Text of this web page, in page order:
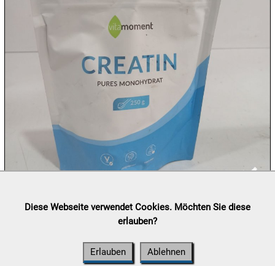
10.08:
Lieferung:Abholung, Versand durchpost.at
(⛟ Versandkostenübersicht)
Diese Webseite verwendet Cookies. Möchten Sie diese
erlauben?
Erlauben Ablehnen